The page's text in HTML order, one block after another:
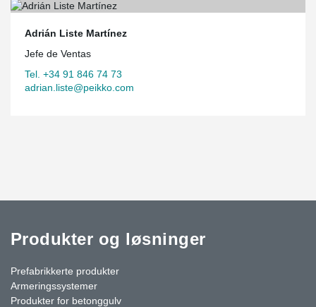
Adrián Liste Martínez
Jefe de Ventas
Tel. +34 91 846 74 73
adrian.liste@peikko.com
Produkter og løsninger
Prefabrikkerte produkter
Armeringssystemer
Produkter for betonggulv